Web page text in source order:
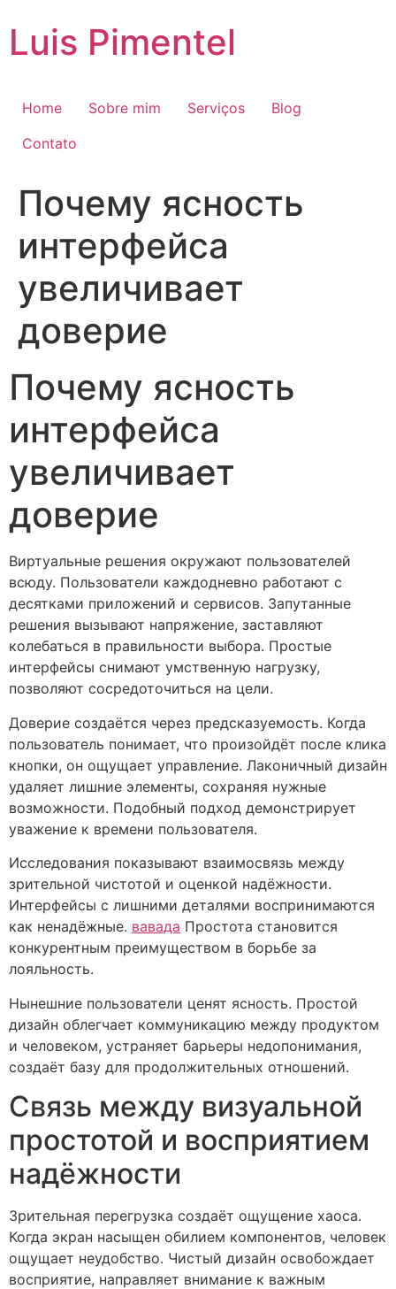
paraLuis Pimentel
Home Sobre mim Serviços
Blog
Contato
Почему ясность
интерфейса
увеличивает
доверие
Почему ясность
интерфейса
увеличивает
доверие
Виртуальные решения окружают пользователей
всюду. Пользователи каждодневно работают с
десятками приложений и сервисов. Запутанные
решения вызывают напряжение, заставляют
колебаться в правильности выбора. Простые
интерфейсы снимают умственную нагрузку,
позволяют сосредоточиться на цели.
Доверие создаётся через предсказуемость. Когда
пользователь понимает, что произойдёт после клика
кнопки, он ощущает управление. Лаконичный дизайн
удаляет лишние элементы, сохраняя нужные
возможности. Подобный подход демонстрирует
уважение к времени пользователя.
Исследования показывают взаимосвязь между
зрительной чистотой и оценкой надёжности.
Интерфейсы с лишними деталями воспринимаются
как ненадёжные. вавада Простота становится
конкурентным преимуществом в борьбе за
лояльность.
Нынешние пользователи ценят ясность. Простой
дизайн облегчает коммуникацию между продуктом
и человеком, устраняет барьеры недопонимания,
создаёт базу для продолжительных отношений.
Связь между визуальной
простотой и восприятием
надёжности
Зрительная перегрузка создаёт ощущение хаоса.
Когда экран насыщен обилием компонентов, человек
ощущает неудобство. Чистый дизайн освобождает
восприятие, направляет внимание к важным